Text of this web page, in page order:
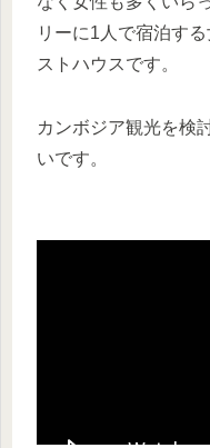
リーに1人で宿泊す
ストハウスです。
カンボジア観光を検
いです。